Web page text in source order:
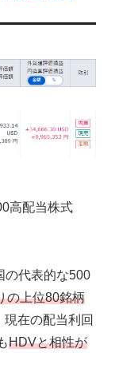
高配当株式
の代表的な500
の上位80銘柄
在の配当利回
HDVと相性が